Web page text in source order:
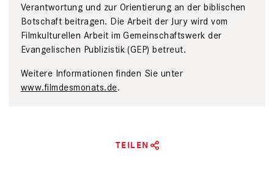
Verantwortung und zur Orientierung an der biblischen
Botschaft beitragen. Die Arbeit der Jury wird vom
Filmkulturellen Arbeit im Gemeinschaftswerk der
Evangelischen Publizistik (GEP) betreut.
Weitere Informationen finden Sie unter
www.filmdesmonats.de.
TEILEN